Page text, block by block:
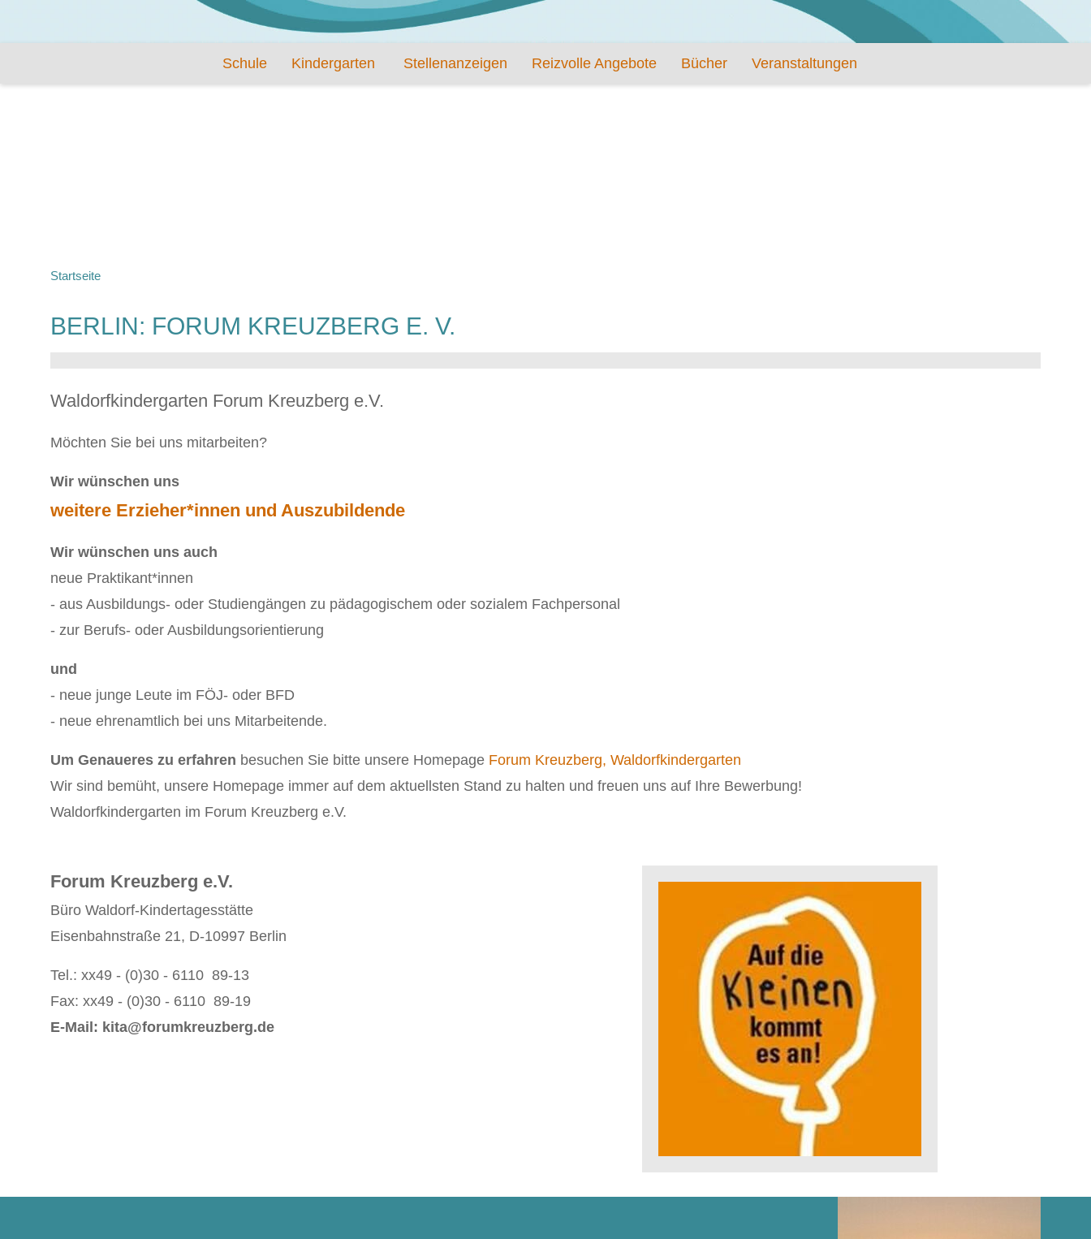
Schule Kindergarten Stellenanzeigen Reizvolle Angebote Bücher Veranstaltungen
Startseite
BERLIN: FORUM KREUZBERG E. V.
Waldorfkindergarten Forum Kreuzberg e.V.
Möchten Sie bei uns mitarbeiten?
Wir wünschen uns
weitere Erzieher*innen und Auszubildende
Wir wünschen uns auch
neue Praktikant*innen
- aus Ausbildungs- oder Studiengängen zu pädagogischem oder sozialem Fachpersonal
- zur Berufs- oder Ausbildungsorientierung
und
- neue junge Leute im FÖJ- oder BFD
- neue ehrenamtlich bei uns Mitarbeitende.
Um Genaueres zu erfahren besuchen Sie bitte unsere Homepage Forum Kreuzberg, Waldorfkindergarten
Wir sind bemüht, unsere Homepage immer auf dem aktuellsten Stand zu halten und freuen uns auf Ihre Bewerbung!
Waldorfkindergarten im Forum Kreuzberg e.V.
Forum Kreuzberg e.V.
Büro Waldorf-Kindertagesstätte
Eisenbahnstraße 21, D-10997 Berlin
Tel.: xx49 - (0)30 - 6110 89-13
Fax: xx49 - (0)30 - 6110 89-19
E-Mail: kita@forumkreuzberg.de